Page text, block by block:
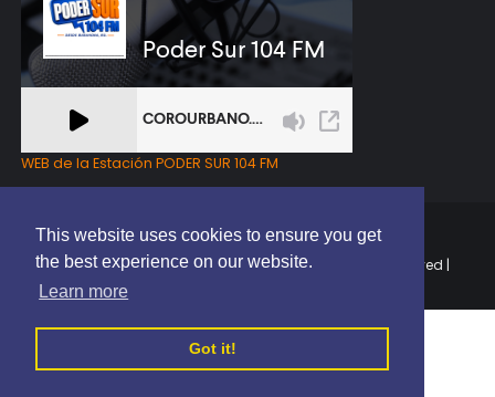
This website uses cookies to ensure you get
the best experience on our website.
Learn more
Got it!
WEB de la Estación PODER SUR 104 FM
Copyright © 2025 | EL PODER DEL SUR RD | All Rights Reserved |